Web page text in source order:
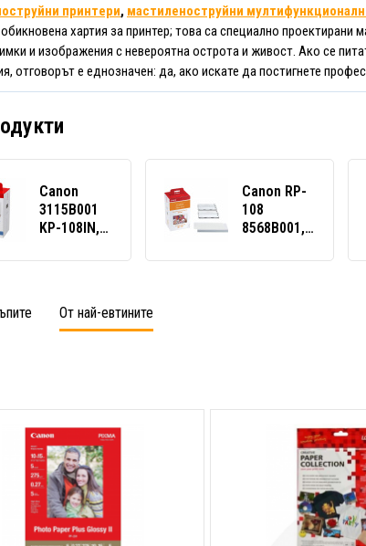
принтери, мастиленоструйни
хартия за принтер; това са специално проектирани
и изображения с невероятна острота и живост. Ако се
отговорът е еднозначен: да, ако искате да постигнете
Canon
3115B001
KP-108IN,
108 бр.,
Canon RP-
108
8568B001,
108 бр.,
От най-евтините